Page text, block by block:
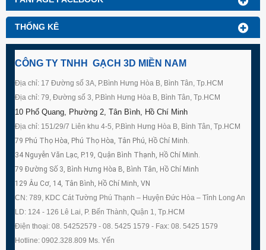
THỐNG KÊ
CÔNG TY TNHH GẠCH 3D MIỀN NAM
Địa chỉ: 17 Đường số 3A, P.Bình Hưng Hòa B, Bình Tân, Tp.HCM
Địa chỉ: 79, Đường số 3, P.Bình Hưng Hòa B, Bình Tân, Tp.HCM
10 Phổ Quang, Phường 2, Tân Bình, Hồ Chí Minh
Địa chỉ: 151/29/7 Liên khu 4-5, P.Bình Hưng Hòa B, Bình Tân, Tp.HCM
79 Phú Thọ Hòa, Phú Thọ Hòa, Tân Phú, Hồ Chí Minh.
34 Nguyễn Văn Lạc, P.19, Quận Bình Thạnh, Hồ Chí Minh.
79 Đường Số 3, Bình Hưng Hòa B, Bình Tân, Hồ Chí Minh
129 Âu Cơ, 14, Tân Bình, Hồ Chí Minh, VN
CN: 789, KDC Cát Tường Phú Thạnh – Huyện Đức Hòa – Tỉnh Long An
LD: 124 - 126 Lê Lai, P. Bến Thành, Quận 1, Tp.HCM
Điện thoại: 08. 54252579 - 08. 5425 1579 - Fax: 08. 5425 1579
Hotline: 0902.328.809 Ms. Yến